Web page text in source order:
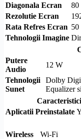
Diagonala Ecran
80
Rezolutie Ecran
Rata Refres Ecran 50
Tehnologii Imagine
Putere
Audio
12 W
Tehnologii
Sunet
Dolby
Equalizer
Aplicatii Preinstalate
Wireless
Wi-Fi